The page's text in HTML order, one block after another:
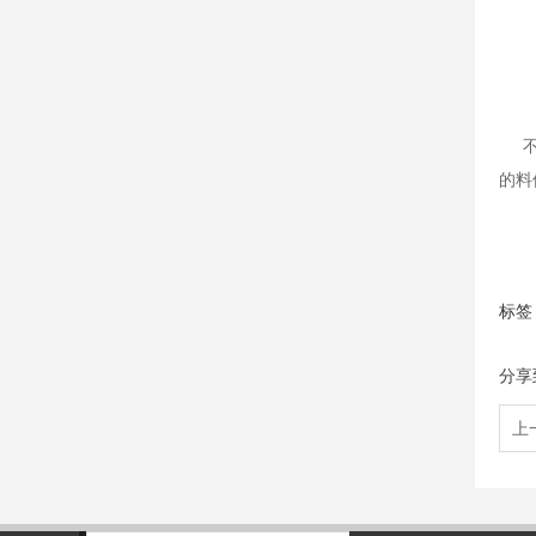
不
的
标签
分享